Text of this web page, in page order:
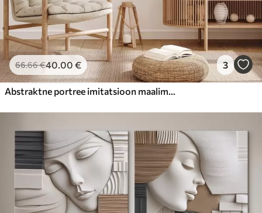
66.66€40.00 € 3
Abstraktne portree imitatsioon maalimine